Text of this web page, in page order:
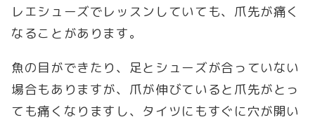
レエシューズでレッスンしていても、爪先が痛く
なることがあります。
魚の目ができたり、足とシューズが合っていない
場合もありますが、爪が伸びていると爪先がとっ
ても痛くなりますし、タイツにもすぐに穴が開い